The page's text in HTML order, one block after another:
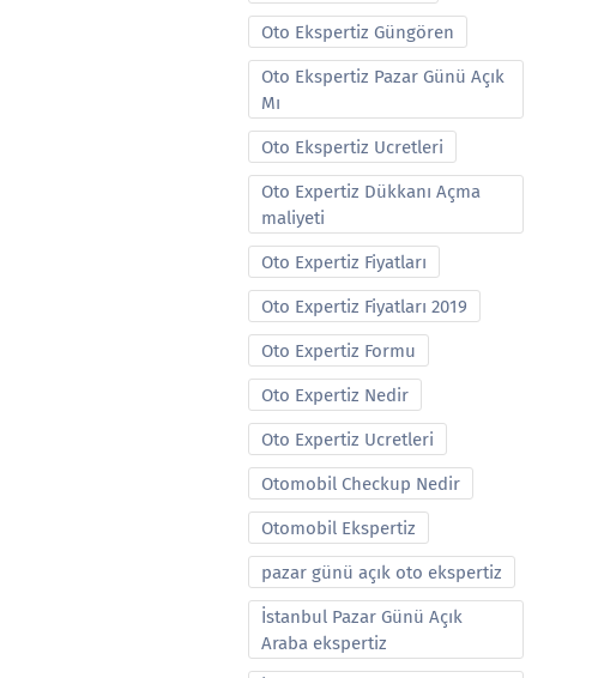
Oto Ekspertiz Güngören
Oto Ekspertiz Pazar Günü Açık
Mı
Oto Ekspertiz Ucretleri
Oto Expertiz Dükkanı Açma
maliyeti
Oto Expertiz Fiyatları
Oto Expertiz Fiyatları 2019
Oto Expertiz Formu
Oto Expertiz Nedir
Oto Expertiz Ucretleri
Otomobil Checkup Nedir
Otomobil Ekspertiz
pazar günü açık oto ekspertiz
İstanbul Pazar Günü Açık
Araba ekspertiz